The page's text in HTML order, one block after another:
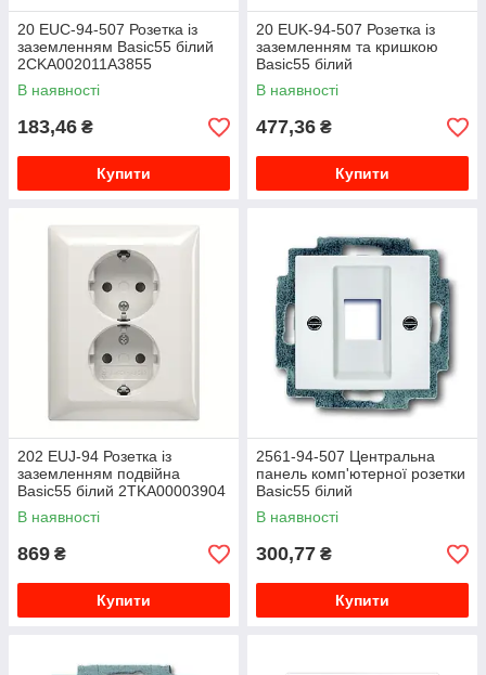
20 EUC-94-507 Розетка із
заземленням Basic55 білий
2CKA002011A3855
В наявності
183,46 ₴
Купити
20 EUK-94-507 Розетка із
заземленням та кришкою
Basic55 білий
2CKA002018A0350
В наявності
477,36 ₴
Купити
202 EUJ-94 Розетка із
заземленням подвійна
Basic55 білий 2TKA00003904
В наявності
869 ₴
Купити
2561-94-507 Центральна
панель комп'ютерної розетки
Basic55 білий
2CKA001753A0213
В наявності
300,77 ₴
Купити